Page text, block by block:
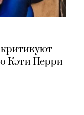
Кэти Перри